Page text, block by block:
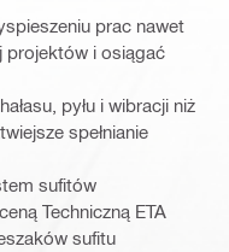
prac nawet
projektów i osiągać
pyłu i wibracji niż
spełnianie
sufitów
Techniczną ETA
sufitu